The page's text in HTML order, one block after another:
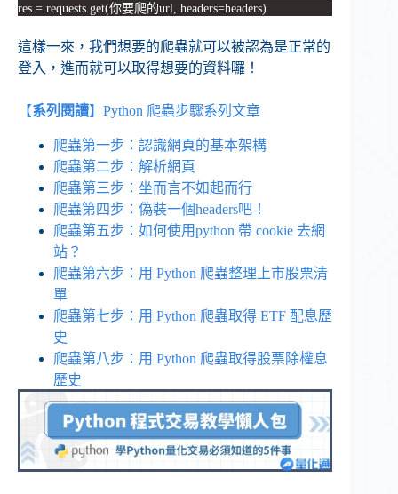
res = requests.get(你要爬的url, headers=headers)
這樣一來，我們想要的爬蟲就可以被認為是正常的
登入，進而就可以取得想要的資料囉！
【系列閱讀】Python 爬蟲步驟系列文章
爬蟲第一步：認識網頁的基本架構
爬蟲第二步：解析網頁
爬蟲第三步：坐而言不如起而行
爬蟲第四步：偽裝一個headers吧！
爬蟲第五步：如何使用python 帶 cookie 去網
站？
爬蟲第六步：用 Python 爬蟲整理上市股票清
單
爬蟲第七步：用 Python 爬蟲取得 ETF 配息歷
史
爬蟲第八步：用 Python 爬蟲取得股票除權息
歷史